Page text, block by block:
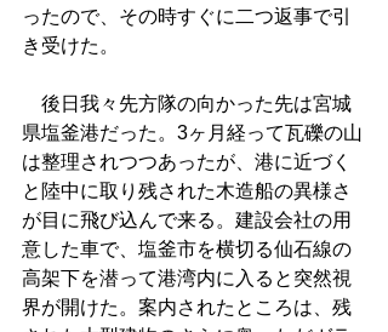
ったので、その時すぐに二つ返事で引
き受けた。
後日我々先方隊の向かった先は宮城
県塩釜港だった。3ヶ月経って瓦礫の山
は整理されつつあったが、港に近づく
と陸中に取り残された木造船の異様さ
が目に飛び込んで来る。建設会社の用
意した車で、塩釜市を横切る仙石線の
高架下を潜って港湾内に入ると突然視
界が開けた。案内されたところは、残